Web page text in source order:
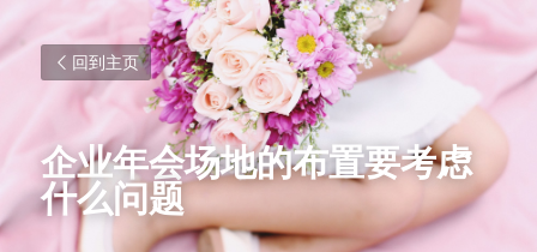
回到主页
企业年会场地的布置要考虑
什么问题